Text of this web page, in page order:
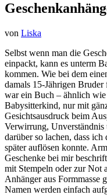
von Liska
Selbst wenn man die
einpackt, kann es unterm
kommen. Wie bei dem
damals 15-Jährigen
war ein Buch – ähnlich
Babysitterkind, nur mit
Gesichtsausdruck beim
Verwirrung, Unverständnis
darüber so lachen, dass
später auflösen konnte.
Geschenke bei mir
mit Stempeln oder zur Not
Anhänger aus Formmasse
Namen werden einfach